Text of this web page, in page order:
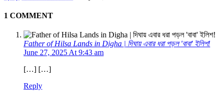
1 COMMENT
Father of Hilsa Lands in Digha | দিঘায় এবার ধরা পড়ল 'বাবা' ইলিশ!
June 27, 2025 At 9:43 am
[…] […]
Reply